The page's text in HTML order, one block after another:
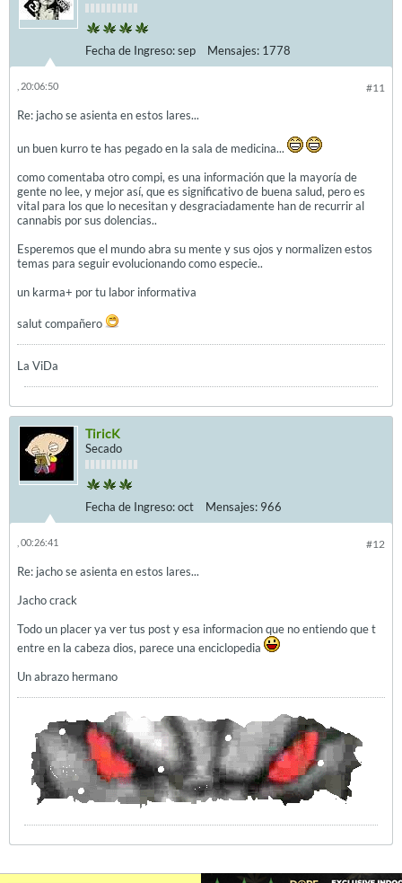
Fecha de Ingreso:sep Mensajes: 1778
#11
, 20:06:50
Re: jacho se asienta en estos lares...
un buen kurro te has pegado en la sala de medicina...
como comentaba otro compi, es una información que la mayoría de
gente no lee, y mejor así, que es significativo de buena salud, pero es
vital para los que lo necesitan y desgraciadamente han de recurrir al
cannabis por sus dolencias..
Esperemos que el mundo abra su mente y sus ojos y normalizen estos
temas para seguir evolucionando como especie..
un karma+ por tu labor informativa
salut compañero
La ViDa
TiricK
Secado
Fecha de Ingreso:oct Mensajes: 966
#12
, 00:26:41
Re: jacho se asienta en estos lares...
Jacho crack
Todo un placer ya ver tus post y esa informacion que no entiendo que t
entre en la cabeza dios, parece una enciclopedia
Un abrazo hermano